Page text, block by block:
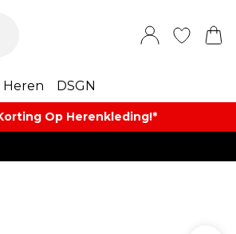
Heren DSGN
Op Herenkleding​!*​